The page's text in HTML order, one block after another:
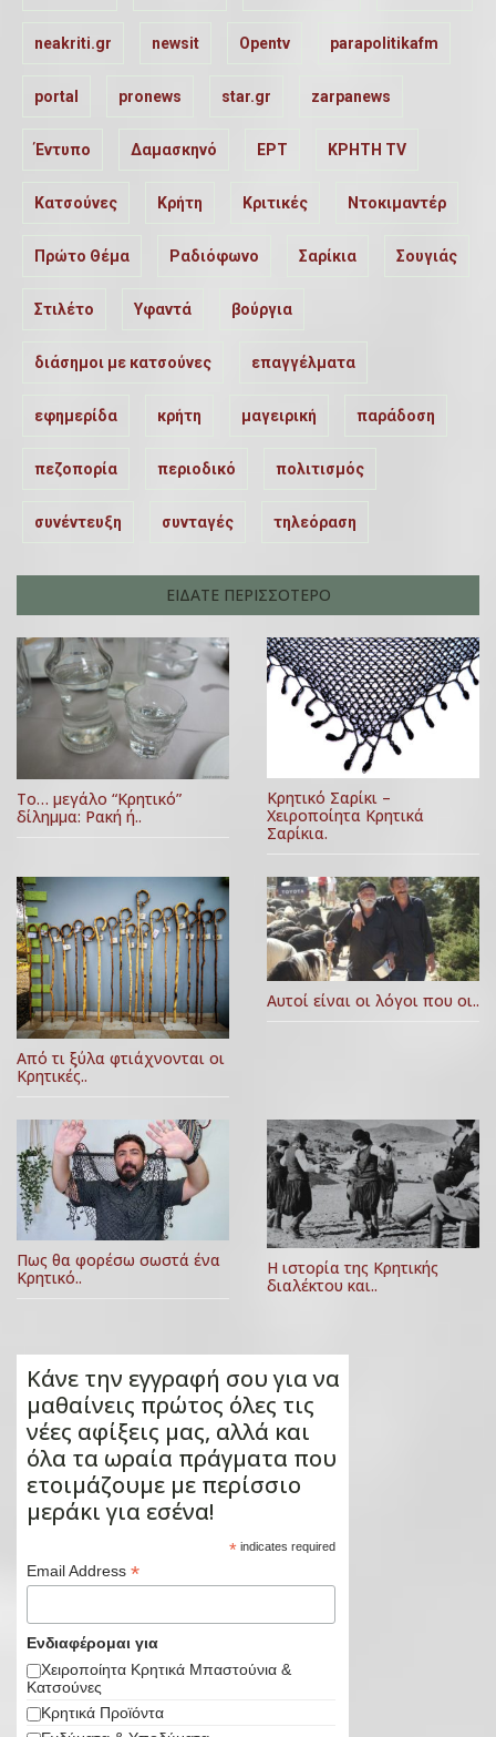
neakriti.gr newsit Opentv parapolitikafm
portal pronews star.gr zarpanews
Έντυπο Δαμασκηνό ΕΡΤ ΚΡΗΤΗ TV
Κατσούνες Κρήτη Κριτικές Ντοκιμαντέρ
Πρώτο Θέμα Ραδιόφωνο Σαρίκια Σουγιάς
Στιλέτο Υφαντά βούργια
διάσημοι με κατσούνες επαγγέλματα
εφημερίδα κρήτη μαγειρική παράδοση
πεζοπορία περιοδικό πολιτισμός
συνέντευξη συνταγές τηλεόραση
ΕΙΔΑΤΕ ΠΕΡΙΣΣΟΤΕΡΟ
Το… μεγάλο “Κρητικό”
δίλημμα: Ρακή ή..
Κρητικό Σαρίκι –
Χειροποίητα Κρητικά
Σαρίκια.
Από τι ξύλα φτιάχνονται οι
Κρητικές..
Αυτοί είναι οι λόγοι που οι..
Πως θα φορέσω σωστά ένα
Κρητικό..
Η ιστορία της Κρητικής
διαλέκτου και..
Κάνε την εγγραφή σου για να
μαθαίνεις πρώτος όλες τις
νέες αφίξεις μας, αλλά και
όλα τα ωραία πράγματα που
ετοιμάζουμε με περίσσιο
μεράκι για εσένα!
* indicates required
Email Address *
Ενδιαφέρομαι για
Χειροποίητα Κρητικά Μπαστούνια &
Κατσούνες
Κρητικά Προϊόντα